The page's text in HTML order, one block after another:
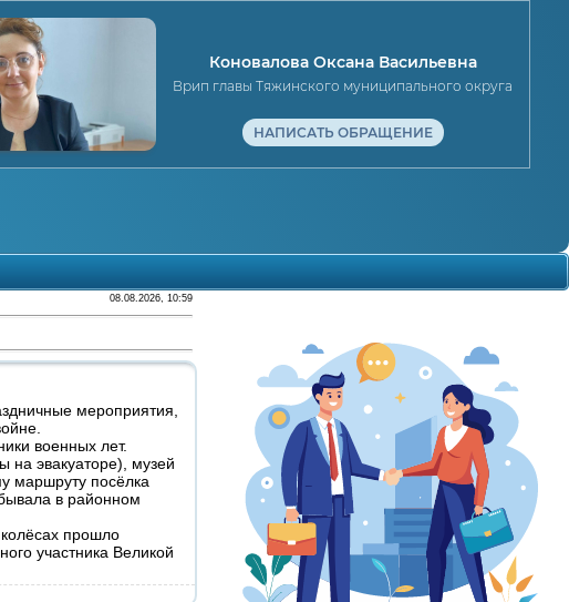
Коновалова Оксана Васильевна
Врип главы Тяжинского муниципального округа
НАПИСАТЬ ОБРАЩЕНИЕ
08.08.2026, 10:59
мероприятия,
военных лет.
на эвакуаторе), музей
маршруту посёлка
в районном
прошло
участника Великой